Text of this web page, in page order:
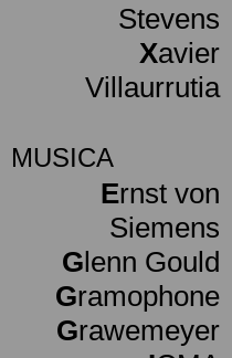
Stevens
Xavier
Villaurrutia
MUSICA
Ernst von
Siemens
Glenn Gould
Gramophone
Grawemeyer